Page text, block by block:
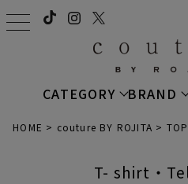
t
e
CATEGORY BRAND
HOME couture BY ROJITA
T- shirt・